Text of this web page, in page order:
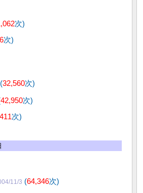
次)
次)
(32,560次)
42,950次)
次)
11/3 (64,346次)